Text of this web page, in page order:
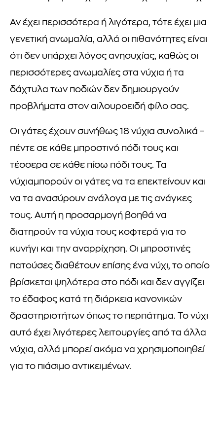
Αν έχει περισσότερα ή λιγότερα, τότε έχει μια
γενετική ανωμαλία, αλλά οι πιθανότητες είναι
ότι δεν υπάρχει λόγος ανησυχίας, καθώς οι
περισσότερες ανωμαλίες στα νύχια ή τα
δάχτυλα των ποδιών δεν δημιουργούν
προβλήματα στον αιλουροειδή φίλο σας.
Οι γάτες έχουν συνήθως 18 νύχια συνολικά –
πέντε σε κάθε μπροστινό πόδι τους και
τέσσερα σε κάθε πίσω πόδι τους. Τα
νύχιαμπορούν οι γάτες να τα επεκτείνουν και
να τα ανασύρουν ανάλογα με τις ανάγκες
τους. Αυτή η προσαρμογή βοηθά να
διατηρούν τα νύχια τους κοφτερά για το
κυνήγι και την αναρρίχηση. Οι μπροστινές
πατούσες διαθέτουν επίσης ένα νύχι, το οποίο
βρίσκεται ψηλότερα στο πόδι και δεν αγγίζει
το έδαφος κατά τη διάρκεια κανονικών
δραστηριοτήτων όπως το περπάτημα. Το νύχι
αυτό έχει λιγότερες λειτουργίες από τα άλλα
νύχια, αλλά μπορεί ακόμα να χρησιμοποιηθεί
για το πιάσιμο αντικειμένων.